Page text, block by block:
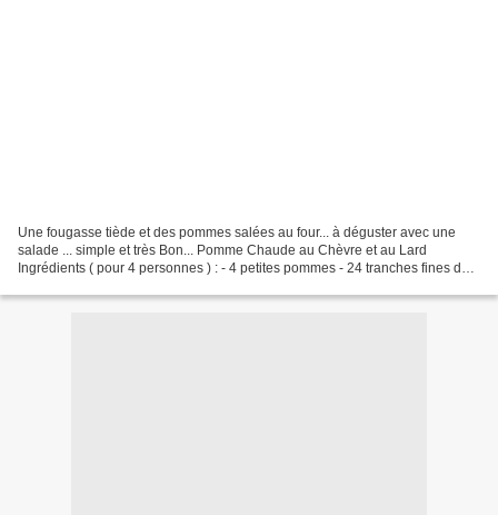
Une fougasse tiède et des pommes salées au four... à déguster avec une
salade ... simple et très Bon... Pomme Chaude au Chèvre et au Lard
Ingrédients ( pour 4 personnes ) : - 4 petites pommes - 24 tranches fines de